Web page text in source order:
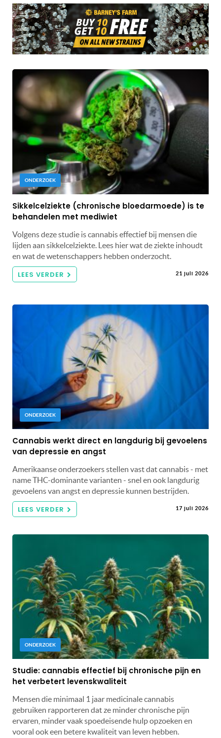
ONDERZOEK
Sikkelcelziekte (chronische bloedarmoede) is te
behandelen met mediwiet
Volgens deze studie is cannabis effectief bij mensen die
lijden aan sikkelcelziekte. Lees hier wat de ziekte inhoudt
en wat de wetenschappers hebben onderzocht.
LEES VERDER 21 juli 2026
ONDERZOEK
Cannabis werkt direct en langdurig bij gevoelens
van depressie en angst
Amerikaanse onderzoekers stellen vast dat cannabis - met
name THC-dominante varianten - snel en ook langdurig
gevoelens van angst en depressie kunnen bestrijden.
LEES VERDER 17 juli 2026
ONDERZOEK
Studie: cannabis effectief bij chronische pijn en
het verbetert levenskwaliteit
Mensen die minimaal 1 jaar medicinale cannabis
gebruiken rapporteren dat ze minder chronische pijn
ervaren, minder vaak spoedeisende hulp opzoeken en
vooral ook een betere kwaliteit van leven hebben.